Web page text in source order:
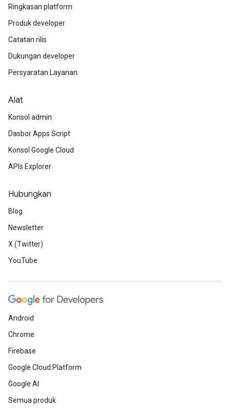
Ringkasan platform
Produk developer
Catatan rilis
Dukungan developer
Persyaratan Layanan
Alat
Konsol admin
Dasbor Apps Script
Konsol Google Cloud
APIs Explorer
Hubungkan
Blog
Newsletter
X (Twitter)
YouTube
Android
Chrome
Firebase
Google Cloud Platform
Google AI
Semua produk